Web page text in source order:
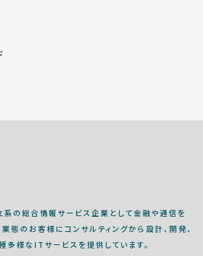
の総合情報サービス企業として金融や通信を
態のお客様にコンサルティングから設計、開発、
多様なITサービスを提供しています。